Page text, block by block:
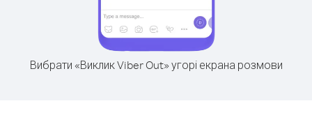
Вибрати «Виклик Viber Out» угорі екрана розмови